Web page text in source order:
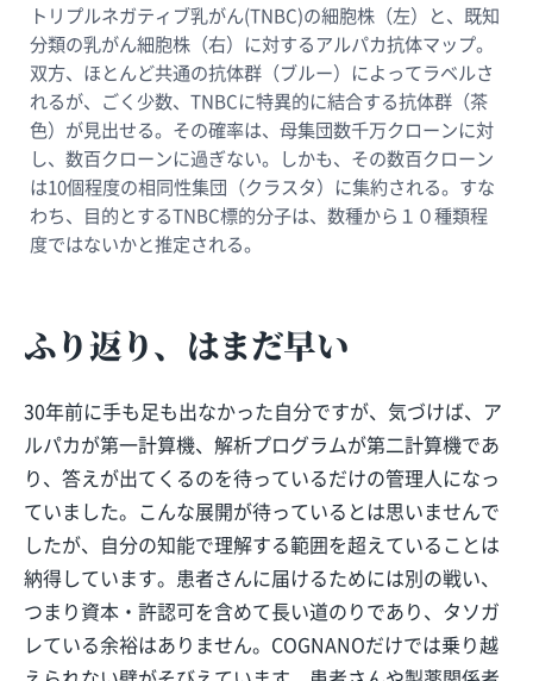
トリプルネガティブ乳がん(TNBC)の細胞株（左）と、既知
分類の乳がん細胞株（右）に対するアルパカ抗体マップ。
双方、ほとんど共通の抗体群（ブルー）によってラベルさ
れるが、ごく少数、TNBCに特異的に結合する抗体群（茶
色）が見出せる。その確率は、母集団数千万クローンに対
し、数百クローンに過ぎない。しかも、その数百クローン
は10個程度の相同性集団（クラスタ）に集約される。すな
わち、目的とするTNBC標的分子は、数種から１０種類程
度ではないかと推定される。
ふり返り、はまだ早い
30年前に手も足も出なかった自分ですが、気づけば、ア
ルパカが第一計算機、解析プログラムが第二計算機であ
り、答えが出てくるのを待っているだけの管理人になっ
ていました。こんな展開が待っているとは思いませんで
したが、自分の知能で理解する範囲を超えていることは
納得しています。患者さんに届けるためには別の戦い、
つまり資本・許認可を含めて長い道のりであり、タソガ
レている余裕はありません。COGNANOだけでは乗り越